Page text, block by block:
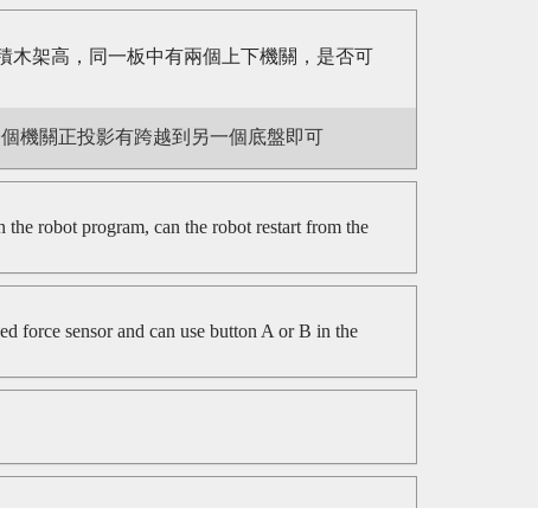
木架高，同一板中有兩個上下機關，是否可
機關正投影有跨越到另一個底盤即可
robot program, can the robot restart from the
force sensor and can use button A or B in the